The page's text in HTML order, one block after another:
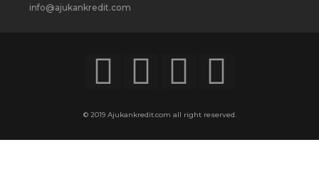
info@ajukankredit.com
© 2019 Ajukankredit.com all right reserved.